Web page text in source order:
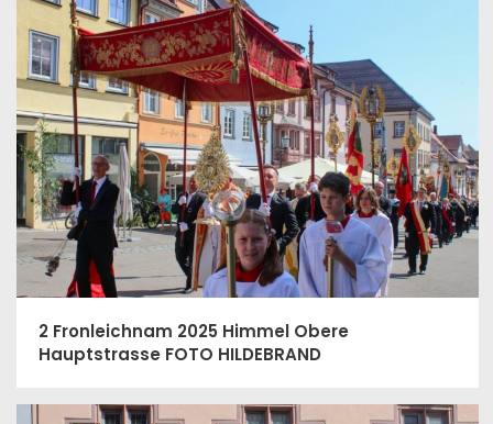
2 Fronleichnam 2025 Himmel Obere
Hauptstrasse FOTO HILDEBRAND